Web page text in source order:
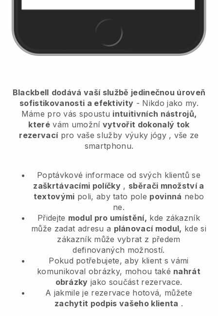
Blackbell dodává vaší službě jedinečnou úroveň
sofistikovanosti a efektivity - Nikdo jako my.
Máme pro vás spoustu intuitivních nástrojů,
které vám umožní vytvořit dokonalý tok
rezervací pro vaše služby výuky jógy, vše ze
smartphonu.
Poptávkové informace od svých klientů se
zaškrtávacími políčky , sběrači množství a
textovými poli, aby tato pole povinná nebo
ne.
Přidejte modul pro umístění, kde zákazník
může zadat adresu a plánovací modul, kde si
zákazník může vybrat z předem
definovaných možností.
Pokud potřebujete, aby klient s vámi
komunikoval obrázky, mohou také nahrát
obrázky jako součást rezervace.
A jakmile je rezervace hotová, můžete
zachytit podpis vašeho klienta .